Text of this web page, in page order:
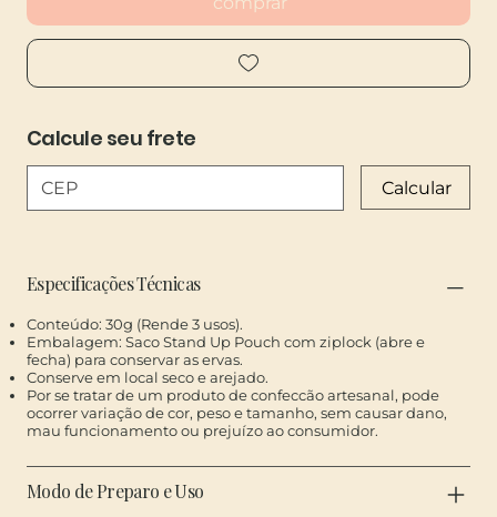
Calcule seu frete
Calcular
​Especificações Técnicas
​Conteúdo: 30g (Rende 3 usos).
Embalagem: Saco Stand Up Pouch com ziplock (abre e
fecha) para conservar as ervas.
Conserve em local seco e arejado.
Por se tratar de um produto de confeccão artesanal, pode
ocorrer variação de cor, peso e tamanho, sem causar dano,
mau funcionamento ou prejuízo ao consumidor.
Modo de Preparo e Uso